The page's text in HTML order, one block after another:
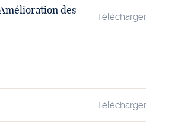
des
Télécharger
Télécharger